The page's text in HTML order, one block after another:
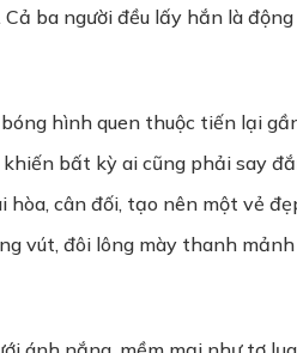
ba người đều lấy hắn là
hình quen thuộc tiến lại
bất kỳ ai cũng phải say
cân đối, tạo nên một vẻ
vút, đôi lông mày thanh